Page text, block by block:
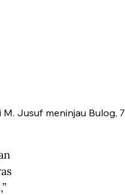
Jusuf meninjau Bulog, 7